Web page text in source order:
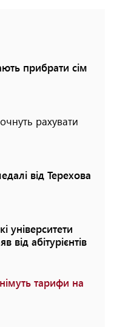
прибрати сім
рахувати
від Терехова
університети
від абітурієнтів
тарифи на